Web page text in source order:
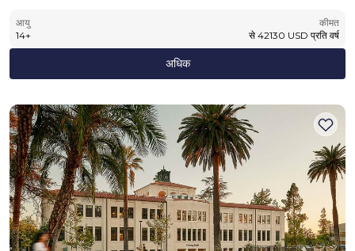
आयु
14+
कीमत
से 42130 USD प्रति वर्ष
अधिक